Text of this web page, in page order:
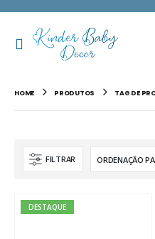
HOME PRODUTOS TAG DE
FILTRAR
DESTAQUE